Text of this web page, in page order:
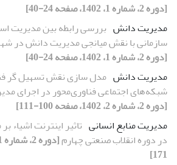
[دوره 2، شماره 1، 1402، صفحه 24-40]
مدیریت دانش بررسی رابطه بین مدیریت
سازمانی با نقش میانجی مدیریت دانش در
[دوره 2، شماره 1، 1402، صفحه 24-40]
مدیریت دانش مدل سازی نقش تسهیل گر
شبکه‌های اجتماعی فناوری‌محور در اجرای
[دوره 2، شماره 2، 1402، صفحه 100-111]
مدیریت منابع انسانی تاثیر اینترنت اشیاء
در دوره انقلاب صنعتی چهارم
171]